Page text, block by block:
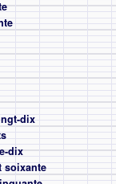
dix
dix
soixante